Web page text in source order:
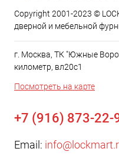
Copyright 2001-2023 ©
дверной и мебельной
г. Москва, ТК "Южные
километр, вл20с1
Посмотреть на карте
+7 (916) 873-22-
Email: